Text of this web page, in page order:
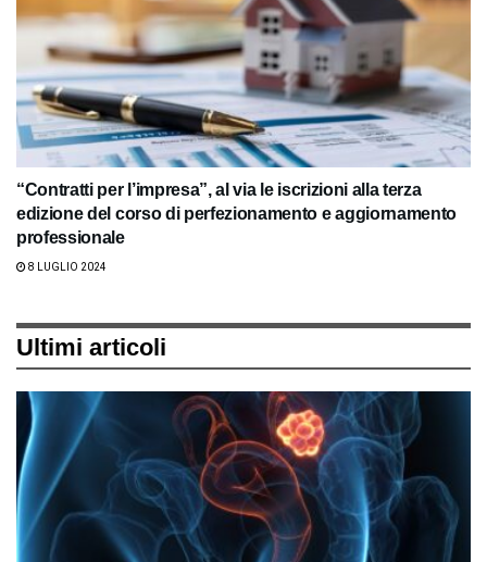
“Contratti per l’impresa”, al via le iscrizioni alla terza
edizione del corso di perfezionamento e aggiornamento
professionale
8 LUGLIO 2024
Ultimi articoli